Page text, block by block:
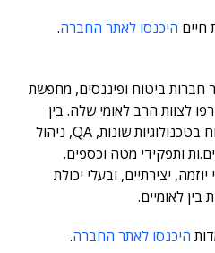
חיים היכנסו לאתר החברה.
ביטוח ופיננסים, מחפשת
לצוות הרב לאומי שלה. בין
היתר, היא מציעה תפקידי פיתוח בטכנולוגיות שונות, QA, ניהול
ותפקידי מטה וכספים.
יצירתיים, ובעלי יכולת
לאומיים.
היכנסו לאתר החברה.